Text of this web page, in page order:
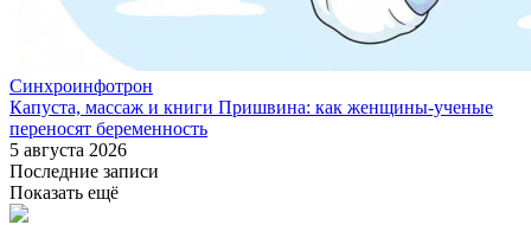
Синхроинфотрон
Капуста, массаж и книги Пришвина: как женщины-ученые
переносят беременность
5 августа 2026
Последние записи
Показать ещё